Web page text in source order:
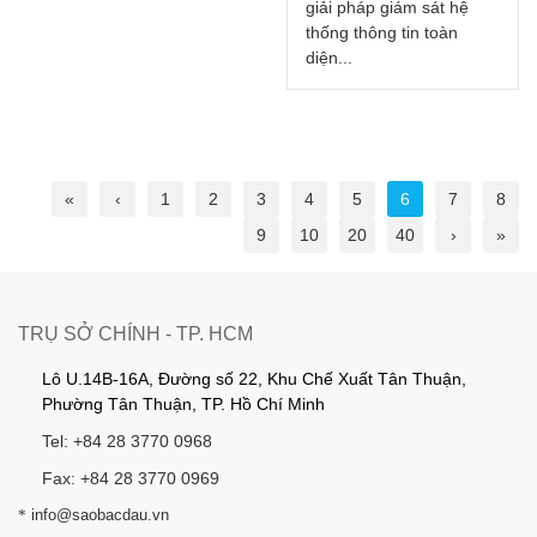
giải pháp giám sát hệ
thống thông tin toàn
diện...
« ‹ 1 2 3 4 5 6 7
8
9
10 20 40 › »
TRỤ SỞ CHÍNH - TP. HCM
Lô U.14B-16A, Đường số 22, Khu Chế Xuất Tân Thuận,
Phường Tân Thuận, TP. Hồ Chí Minh
Tel: +84 28 3770 0968
Fax: +84 28 3770 0969
* info@saobacdau.vn